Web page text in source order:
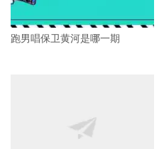
跑男唱保卫黄河是哪一期